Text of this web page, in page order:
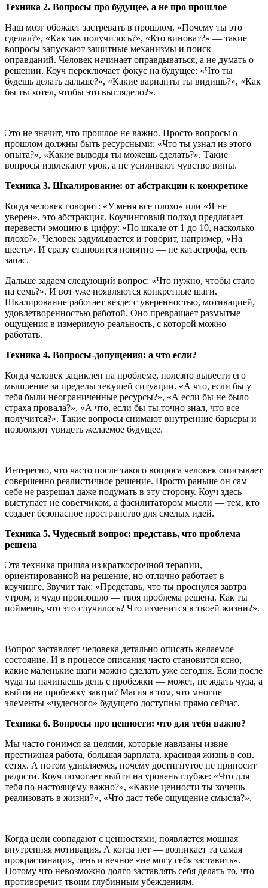
Техника 2. Вопросы про будущее, а не про прошлое
Наш мозг обожает застревать в прошлом. «Почему ты это
сделал?», «Как так получилось?», «Кто виноват?» — такие
вопросы запускают защитные механизмы и поиск
оправданий. Человек начинает оправдываться, а не думать о
решении. Коуч переключает фокус на будущее: «Что ты
будешь делать дальше?», «Какие варианты ты видишь?», «Как
бы ты хотел, чтобы это выглядело?».
Это не значит, что прошлое не важно. Просто вопросы о
прошлом должны быть ресурсными: «Что ты узнал из этого
опыта?», «Какие выводы ты можешь сделать?». Такие
вопросы извлекают урок, а не усиливают чувство вины.
Техника 3. Шкалирование: от абстракции к конкретике
Когда человек говорит: «У меня все плохо» или «Я не
уверен», это абстракция. Коучинговый подход предлагает
перевести эмоцию в цифру: «По шкале от 1 до 10, насколько
плохо?». Человек задумывается и говорит, например, «На
шесть». И сразу становится понятно — не катастрофа, есть
запас.
Дальше задаем следующий вопрос: «Что нужно, чтобы стало
на семь?». И вот уже появляются конкретные шаги.
Шкалирование работает везде: с уверенностью, мотивацией,
удовлетворенностью работой. Оно превращает размытые
ощущения в измеримую реальность, с которой можно
работать.
Техника 4. Вопросы-допущения: а что если?
Когда человек зациклен на проблеме, полезно вывести его
мышление за пределы текущей ситуации. «А что, если бы у
тебя были неограниченные ресурсы?», «А если бы не было
страха провала?», «А что, если бы ты точно знал, что все
получится?». Такие вопросы снимают внутренние барьеры и
позволяют увидеть желаемое будущее.
Интересно, что часто после такого вопроса человек описывает
совершенно реалистичное решение. Просто раньше он сам
себе не разрешал даже подумать в эту сторону. Коуч здесь
выступает не советчиком, а фасилитатором мысли — тем, кто
создает безопасное пространство для смелых идей.
Техника 5. Чудесный вопрос: представь, что проблема
решена
Эта техника пришла из краткосрочной терапии,
ориентированной на решение, но отлично работает в
коучинге. Звучит так: «Представь, что ты проснулся завтра
утром, и чудо произошло — твоя проблема решена. Как ты
поймешь, что это случилось? Что изменится в твоей жизни?».
Вопрос заставляет человека детально описать желаемое
состояние. И в процессе описания часто становится ясно,
какие маленькие шаги можно сделать уже сегодня. Если после
чуда ты начинаешь день с пробежки — может, не ждать чуда, а
выйти на пробежку завтра? Магия в том, что многие
элементы «чудесного» будущего доступны прямо сейчас.
Техника 6. Вопросы про ценности: что для тебя важно?
Мы часто гонимся за целями, которые навязаны извне —
престижная работа, большая зарплата, красивая жизнь в соц.
сетях. А потом удивляемся, почему достигнутое не приносит
радости. Коуч помогает выйти на уровень глубже: «Что для
тебя по-настоящему важно?», «Какие ценности ты хочешь
реализовать в жизни?», «Что даст тебе ощущение смысла?».
Когда цели совпадают с ценностями, появляется мощная
внутренняя мотивация. А когда нет — возникает та самая
прокрастинация, лень и вечное «не могу себя заставить».
Потому что невозможно долго заставлять себя делать то, что
противоречит твоим глубинным убеждениям.